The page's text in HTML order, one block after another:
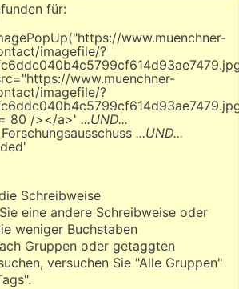
für:
www.muenchner-
imagefile/?
www.muenchner-
imagefile/?
80 /></a>' ...UND...
...UND...
Schreibweise
eine andere Schreibweise oder
weniger Buchstaben
Gruppen oder getaggten
versuchen Sie "Alle Gruppen"